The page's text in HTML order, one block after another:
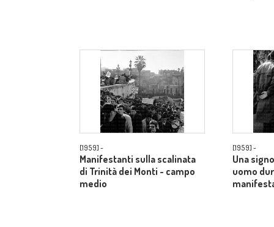
[1959] -
Manifestanti sulla scalinata
di Trinità dei Monti - campo
medio
[1959] -
Una
uomo